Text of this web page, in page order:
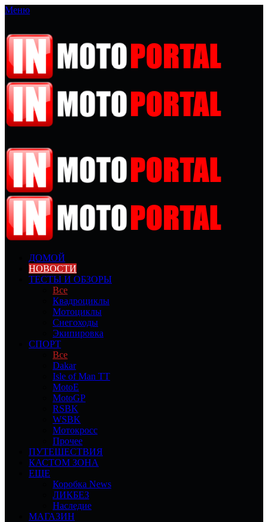
Меню
ДОМОЙ
НОВОСТИ
ТЕСТЫ И ОБЗОРЫ
Все
Квадроциклы
Мотоциклы
Снегоходы
Экипировка
СПОРТ
Все
Dakar
Isle of Man TT
MotoE
MotoGP
RSBK
WSBK
Мотокросс
Прочее
ПУТЕШЕСТВИЯ
КАСТОМ ЗОНА
ЕЩЕ
Коробка News
ЛИКБЕЗ
Наследие
МАГАЗИН